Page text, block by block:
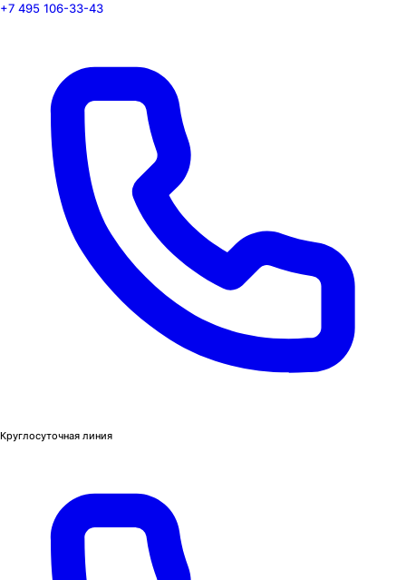
+7 495 106-33-43
Круглосуточная линия